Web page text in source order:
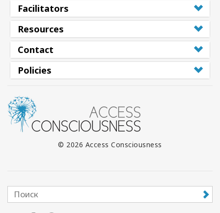
Facilitators
Resources
Contact
Policies
© 2026 Access Consciousness